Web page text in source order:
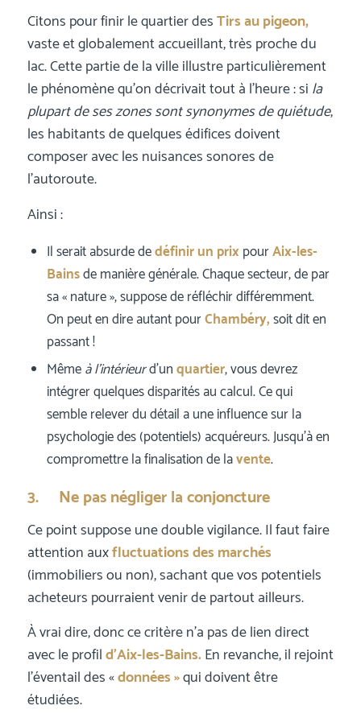
Citons pour finir le quartier desTirs au pigeon,
vaste et globalement accueillant, très proche du
lac. Cette partie de la ville illustre particulièrement
le phénomène qu’on décrivait tout à l’heure : si la
plupart de ses zones sont synonymes de quiétude,
les habitants de quelques édifices doivent
composer avec les nuisances sonores de
l’autoroute.
Ainsi :
Il serait absurde dedéfinir un prixpourAix-les-
Bainsde manière générale. Chaque secteur, de par
sa « nature », suppose de réfléchir différemment.
On peut en dire autant pourChambéry,soit dit en
passant !
Mêmeà l’intérieurd’unquartier, vous devrez
intégrer quelques disparités au calcul. Ce qui
semble relever du détail a une influence sur la
psychologie des (potentiels) acquéreurs. Jusqu’à en
compromettre la finalisation de lavente.
3. Ne pas négliger la conjoncture
Ce point suppose une double vigilance. Il faut faire
attention auxfluctuations des marchés
(immobiliers ou non), sachant que vos potentiels
acheteurs pourraient venir de partout ailleurs.
À vrai dire, donc ce critère n’a pas de lien direct
avec le profild’Aix-les-Bains. En revanche, il rejoint
l’éventail des «données »qui doivent être
étudiées.